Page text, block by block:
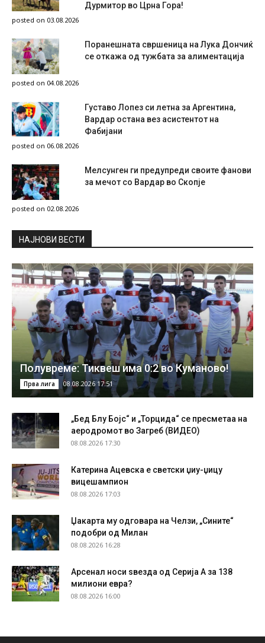
Дурмитор во Црна Гора!
posted on 03.08.2026
Поранешната свршеница на Лука Дончиќ
се откажа од тужбата за алиментација
posted on 04.08.2026
Густаво Лопез си летна за Аргентина,
Вардар остана вез асистентот на
Фабијани
posted on 06.08.2026
Мелсунген ги предупреди своите фанови
за мечот со Вардар во Скопје
posted on 02.08.2026
НAЈНОВИ ВЕСТИ
Полувреме: Тиквеш има 0:2 во Куманово!
Прва лига 08.08.2026 17:51
„Бед Блу Бојс“ и „Торцида“ се пресметаа на
аеродромот во Загреб (ВИДЕО)
08.08.2026 17:30
Катерина Ацевска е светски џиу-џицу
вицешампион
08.08.2026 17:03
Џакарта му одговара на Челзи, „Сините“
подобри од Милан
08.08.2026 16:28
Арсенал носи ѕвезда од Серија А за 138
милиони евра?
08.08.2026 16:00